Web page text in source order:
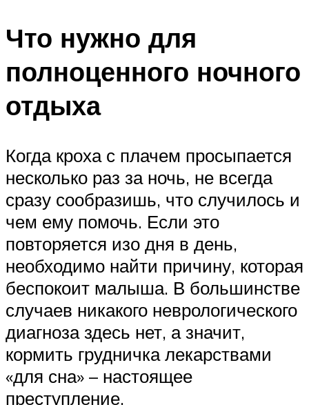
Что нужно для
полноценного ночного
отдыха
Когда кроха с плачем просыпается
несколько раз за ночь, не всегда
сразу сообразишь, что случилось и
чем ему помочь. Если это
повторяется изо дня в день,
необходимо найти причину, которая
беспокоит малыша. В большинстве
случаев никакого неврологического
диагноза здесь нет, а значит,
кормить грудничка лекарствами
«для сна» – настоящее
преступление.